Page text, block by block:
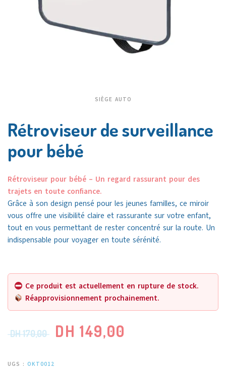
SIÈGE AUTO
Rétroviseur de surveillance
pour bébé
Rétroviseur pour bébé – Un regard rassurant pour des
trajets en toute confiance.
Grâce à son design pensé pour les jeunes familles, ce miroir
vous offre une visibilité claire et rassurante sur votre enfant,
tout en vous permettant de rester concentré sur la route. Un
indispensable pour voyager en toute sérénité.
Ce produit est actuellement en rupture de stock.
Réapprovisionnement prochainement.
DH170,00 DH 149,00
UGS : OKT0012